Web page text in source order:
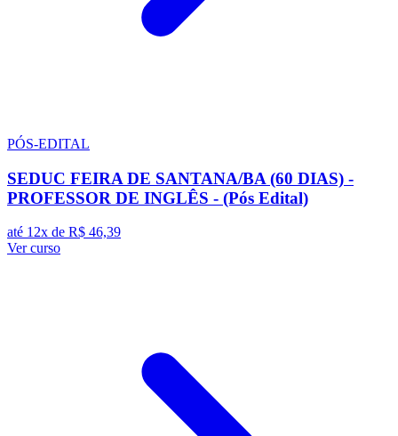
PÓS-EDITAL
SEDUC FEIRA DE SANTANA/BA (60 DIAS) -
PROFESSOR DE INGLÊS - (Pós Edital)
até 12x de R$ 46,39
Ver curso